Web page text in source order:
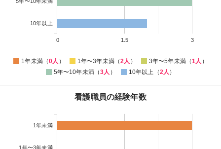
10年以上
0 1.5 3
1年未満（0人 ） 1年〜3年未満（2人 ） 3年〜5年未満（1人 ）
5年〜10年未満（3人 ） 10年以上（2人 ）
看護職員の経験年数
1年未満
1年〜3年未満